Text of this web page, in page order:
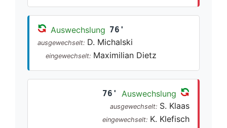
Auswechslung 76'
ausgewechselt: D. Michalski
eingewechselt: Maximilian Dietz
76' Auswechslung
ausgewechselt: S. Klaas
eingewechselt: K. Klefisch